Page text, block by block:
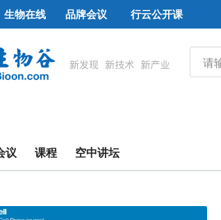
生物在线 品牌会议 行云公开课
议 课程 空中讲坛